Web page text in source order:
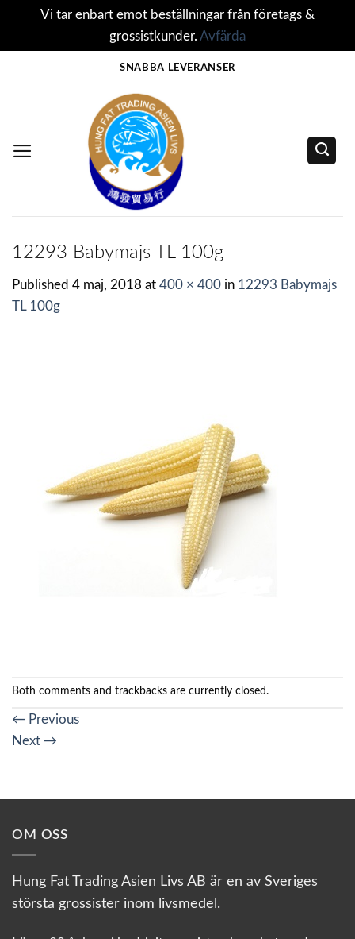
Vi tar enbart emot beställningar från företags &
grossistkunder. Avfärda
SNABBA LEVERANSER
12293 Babymajs TL 100g
Published 4 maj, 2018 at 400 × 400 in 12293 Babymajs
TL 100g
Both comments and trackbacks are currently closed.
← Previous
Next →
OM OSS
Hung Fat Trading Asien Livs AB är en av Sveriges
största grossister inom livsmedel.